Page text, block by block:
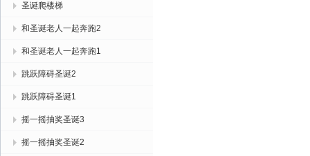
圣诞爬楼梯
和圣诞老人一起奔跑2
和圣诞老人一起奔跑1
跳跃障碍圣诞2
跳跃障碍圣诞1
摇一摇抽奖圣诞3
摇一摇抽奖圣诞2